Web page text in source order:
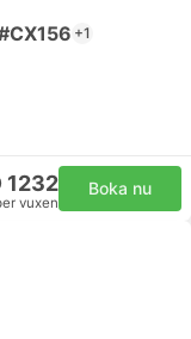
+1
1232
vuxen
Boka nu